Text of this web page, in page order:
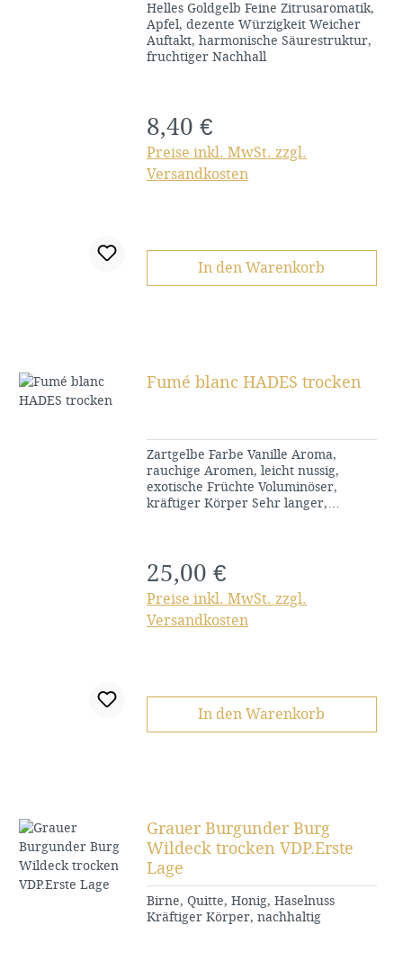
Helles Goldgelb Feine Zitrusaromatik,
Apfel, dezente Würzigkeit Weicher
Auftakt, harmonische Säurestruktur,
fruchtiger Nachhall
Regulärer Preis:
8,40 €
Preise inkl. MwSt. zzgl.
Versandkosten
In den Warenkorb
Fumé blanc HADES trocken
Zartgelbe Farbe Vanille Aroma,
rauchige Aromen, leicht nussig,
exotische Früchte Voluminöser,
kräftiger Körper Sehr langer,
Regulärer Preis:
25,00 €
Preise inkl. MwSt. zzgl.
Versandkosten
In den Warenkorb
Grauer Burgunder Burg
Wildeck trocken VDP.Erste
Lage
Birne, Quitte, Honig, Haselnuss
Kräftiger Körper, nachhaltig